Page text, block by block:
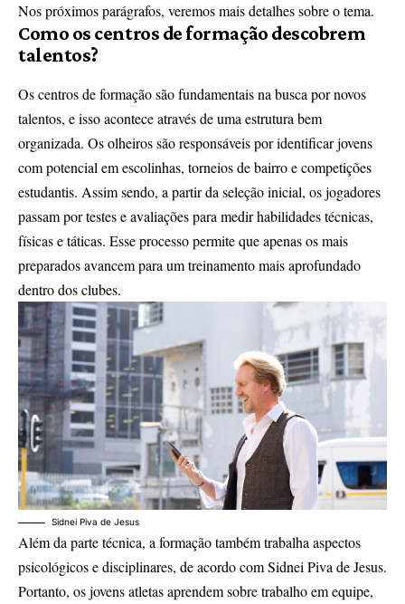
Nos próximos parágrafos, veremos mais detalhes sobre o tema.
Como os centros de formação descobrem
talentos?
Os centros de formação são fundamentais na busca por novos
talentos, e isso acontece através de uma estrutura bem
organizada. Os olheiros são responsáveis por identificar jovens
com potencial em escolinhas, torneios de bairro e competições
estudantis. Assim sendo, a partir da seleção inicial, os jogadores
passam por testes e avaliações para medir habilidades técnicas,
físicas e táticas. Esse processo permite que apenas os mais
preparados avancem para um treinamento mais aprofundado
dentro dos clubes.
Sidnei Piva de Jesus
Além da parte técnica, a formação também trabalha aspectos
psicológicos e disciplinares, de acordo com Sidnei Piva de Jesus.
Portanto, os jovens atletas aprendem sobre trabalho em equipe,